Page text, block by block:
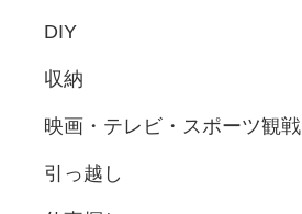
DIY
収納
映画・テレビ・スポーツ観戦
引っ越し